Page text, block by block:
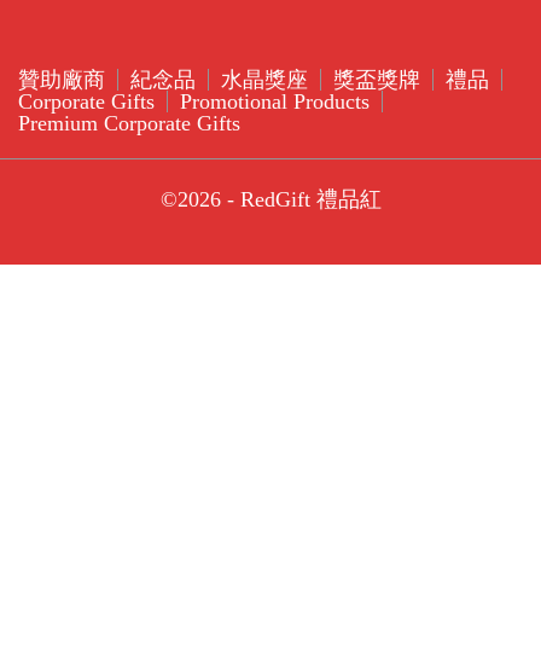
贊助廠商 紀念品 水晶獎座 獎盃獎牌
禮品
Corporate Gifts
Promotional Products
Premium Corporate Gifts
©2026 - RedGift 禮品紅